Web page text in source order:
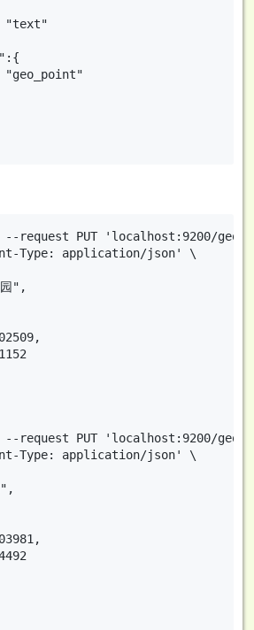
"text"
"geo_point"
request PUT 'localhost:9200/geo/
Type: application/json' \
",
request PUT 'localhost:9200/geo/
Type: application/json' \